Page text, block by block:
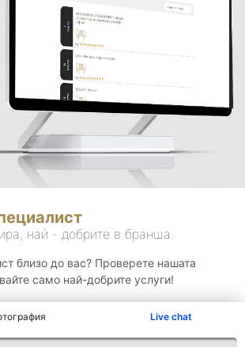
Live chat
най - добрите в бранша.
близо до вас? Проверете нашата
само най-добрите услуги!